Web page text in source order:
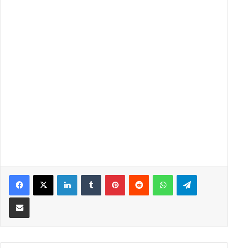
LinkedInTumblrPinterestReddit WhatsApp
Partilhar Via Email